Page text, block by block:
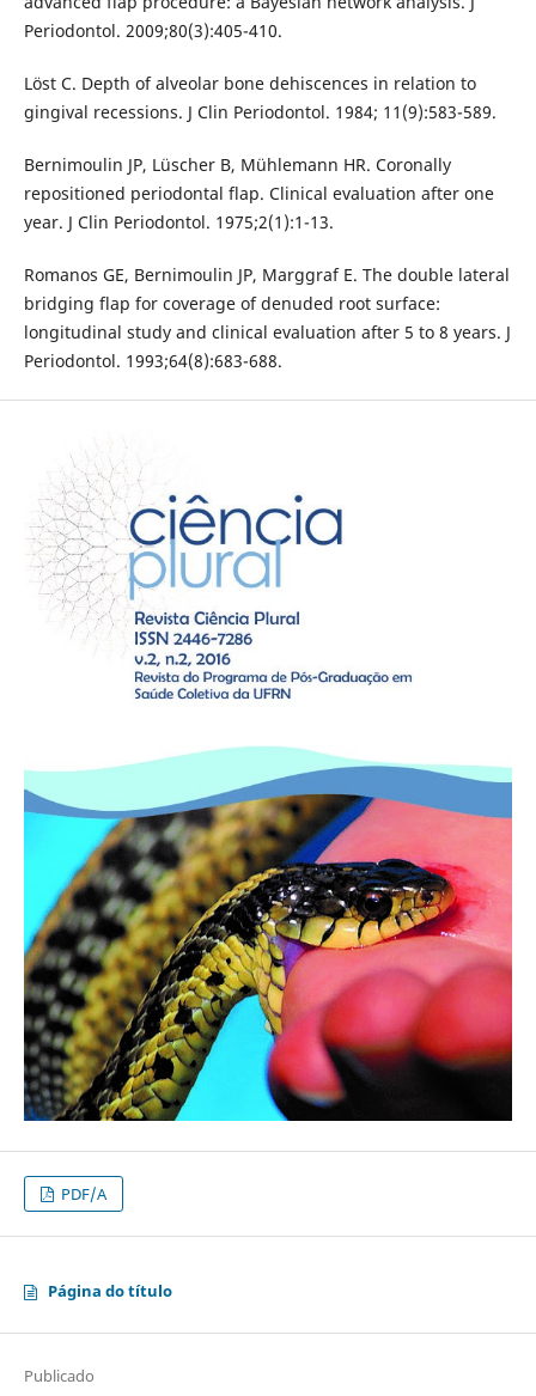
Periodontol. 2009;80(3):405-410.
Löst C. Depth of alveolar bone dehiscences in relation to
gingival recessions. J Clin Periodontol. 1984; 11(9):583-589.
Bernimoulin JP, Lüscher B, Mühlemann HR. Coronally
repositioned periodontal flap. Clinical evaluation after one
year. J Clin Periodontol. 1975;2(1):1-13.
Romanos GE, Bernimoulin JP, Marggraf E. The double lateral
bridging flap for coverage of denuded root surface:
longitudinal study and clinical evaluation after 5 to 8 years. J
Periodontol. 1993;64(8):683-688.
PDF/A
Página do título
Publicado